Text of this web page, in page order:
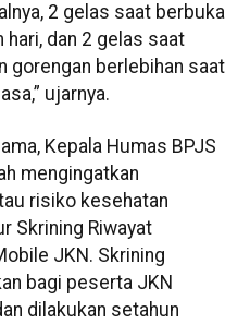
2 gelas saat berbuka
hari, dan 2 gelas saat
gorengan berlebihan saat
ujarnya.
Kepala Humas BPJS
mengingatkan
risiko kesehatan
Skrining Riwayat
JKN. Skrining
bagi peserta JKN
dilakukan setahun